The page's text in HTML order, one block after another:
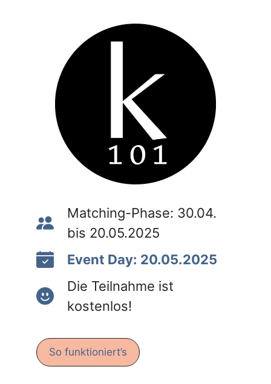
Matching-Phase: 30.04.
bis 20.05.2025
Event Day: 20.05.2025
Die Teilnahme ist
kostenlos!
So funktioniert’s